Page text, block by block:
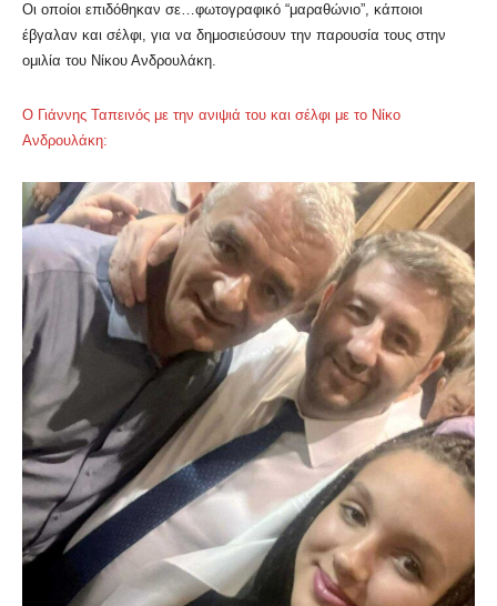
Οι οποίοι επιδόθηκαν σε…φωτογραφικό “μαραθώνιο”, κάποιοι
έβγαλαν και σέλφι, για να δημοσιεύσουν την παρουσία τους στην
ομιλία του Νίκου Ανδρουλάκη.
Ο Γιάννης Ταπεινός με την ανιψιά του και σέλφι με το Νίκο
Ανδρουλάκη: